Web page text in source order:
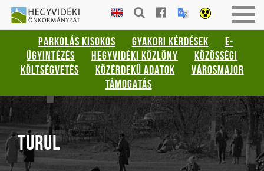
Gyorsbillentyűk
listája
Keresés:
"S"
Bejelentkezés:
be-
HEGYVIDÉKI
ÖNKORMÁNYZAT
PARKOLÁS KISOKOS GYAKORI KÉRDÉSEK
E-
ÜGYINTÉZÉS
HEGYVIDÉKI KÖZLÖNY
KÖZÖSSÉGI
KÖLTSÉGVETÉS
KÖZÉRDEKŰ ADATOK
VÁROSMAJOR
TÁMOGATÁS
TURUL